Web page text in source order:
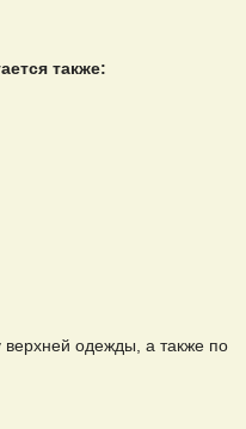
также:
верхней одежды, а также по